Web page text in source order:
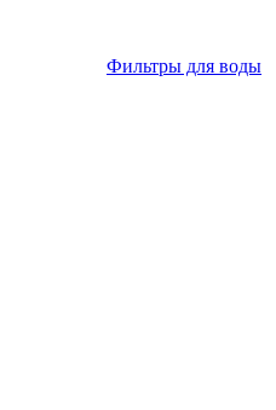
Фильтры для воды